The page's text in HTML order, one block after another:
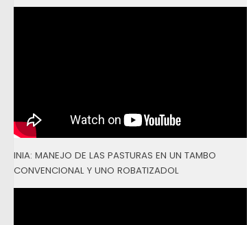
INIA: MANEJO DE LAS PASTURAS EN UN TAMBO
CONVENCIONAL Y UNO ROBATIZADOL